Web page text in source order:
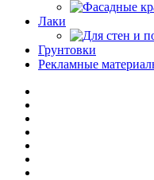
Лаки
Грунтовки
Рекламные